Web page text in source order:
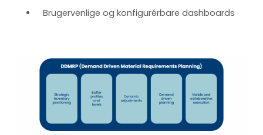
Brugervenlige og konfigurérbare dashboards